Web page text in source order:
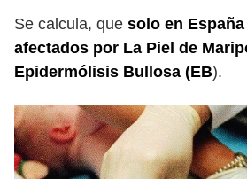
Se calcula, que solo en
afectados por La Piel de
Epidermólisis Bullosa (EB).